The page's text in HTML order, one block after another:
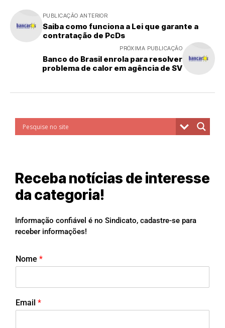
PUBLICAÇÃO ANTERIOR
Saiba como funciona a Lei que garante a
contratação de PcDs
PRÓXIMA PUBLICAÇÃO
Banco do Brasil enrola para resolver
problema de calor em agência de SV
Receba notícias de interesse
da categoria!
Informação confiável é no Sindicato, cadastre-se para
receber informações!
Nome *
Email *